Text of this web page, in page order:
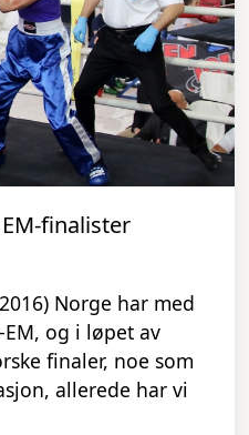
finalister
Norge har med
og i løpet av
finaler, noe som
allerede har vi